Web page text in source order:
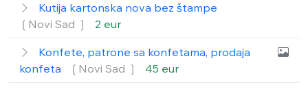
Kutija kartonska nova bez štampe
❲Novi Sad ❳
2 eur
Konfete, patrone sa konfetama, prodaja
konfeta
❲Novi Sad ❳ 45 eur